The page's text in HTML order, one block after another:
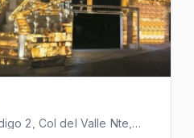
2, Col del Valle Nte,